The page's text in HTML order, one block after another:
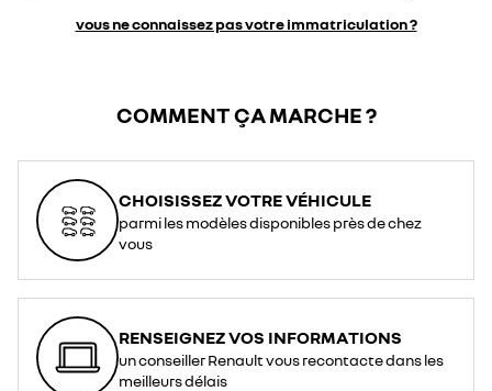
vous ne connaissez pas votre immatriculation ?
COMMENT ÇA MARCHE ?
CHOISISSEZ VOTRE VÉHICULE
parmi les modèles disponibles près de chez
vous
RENSEIGNEZ VOS INFORMATIONS
un conseiller Renault vous recontacte dans les
meilleurs délais